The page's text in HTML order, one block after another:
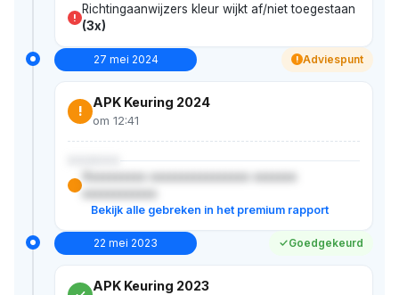
!
Richtingaanwijzers kleur wijkt af/niet toegestaan
(3x)
27 mei 2024 ! Adviespunt
!
APK Keuring 2024
om 12:41
Xxxxxxxxxx xxxxxxxxxxxxxxxx xxxxxxx
Bekijk alle gebreken in het premium rapport
22 mei 2023 Goedgekeurd
APK Keuring 2023